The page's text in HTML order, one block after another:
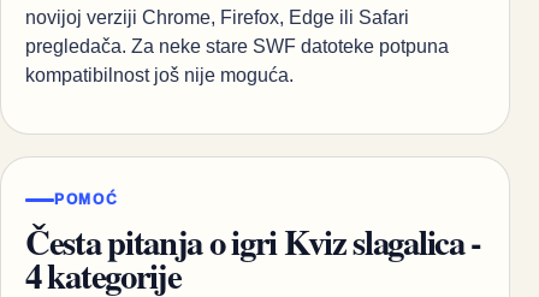
novijoj verziji Chrome, Firefox, Edge ili Safari
pregledača. Za neke stare SWF datoteke potpuna
kompatibilnost još nije moguća.
POMOĆ
Česta pitanja o igri Kviz slagalica -
4 kategorije